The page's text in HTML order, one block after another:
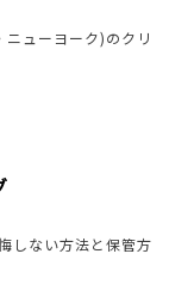
ューヨーク)のクリ
しない方法と保管方